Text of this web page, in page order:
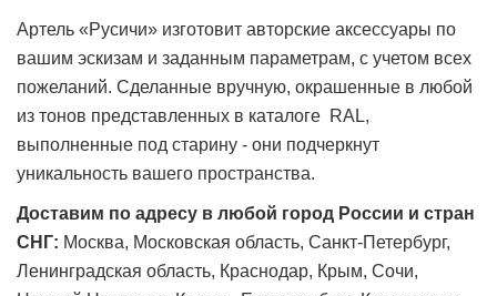
Артель «Русичи» изготовит авторские аксессуары по
вашим эскизам и заданным параметрам, с учетом всех
пожеланий. Сделанные вручную, окрашенные в любой
из тонов представленных в каталоге RAL,
выполненные под старину - они подчеркнут
уникальность вашего пространства.
Доставим по адресу в любой город России и стран
СНГ: Москва, Московская область, Санкт-Петербург,
Ленинградская область, Краснодар, Крым, Сочи,